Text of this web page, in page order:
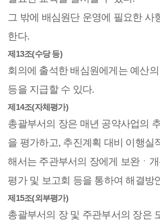
그 밖에 배심원단 운영에 필요한 사
한다.
제13조(수당 등)
회의에 출석한 배심원에게는 예산
등을 지급할 수 있다.
제14조(자체평가)
총괄부서의 장은 매년 공약사업의
을 평가하고, 추진계획 대비 이행실
해서는 주관부서의 장에게 보완ㆍ
평가 및 보고회 등을 통하여 해결방
제15조(외부평가)
총괄부서의 장 및 주관부서의 장은